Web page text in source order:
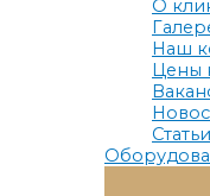
О
Наш
Цены
Статьи